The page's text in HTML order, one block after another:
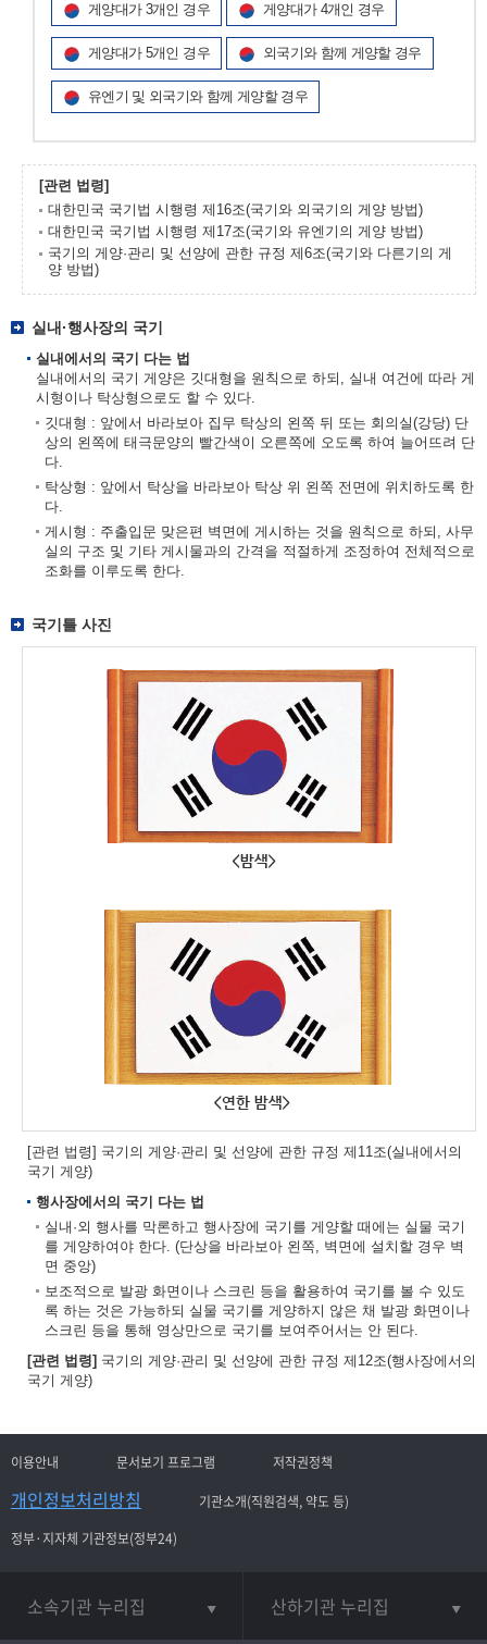
게양대가 3개인 경우 게양대가 4개인 경우
게양대가 5개인 경우 외국기와 함께 게양할 경우
유엔기 및 외국기와 함께 게양할 경우
[관련 법령]
대한민국 국기법 시행령 제16조(국기와 외국기의 게양 방법)
대한민국 국기법 시행령 제17조(국기와 유엔기의 게양 방법)
국기의 게양·관리 및 선양에 관한 규정 제6조(국기와 다른기의 게
양 방법)
실내·행사장의 국기
실내에서의 국기 다는 법
실내에서의 국기 게양은 깃대형을 원칙으로 하되, 실내 여건에 따라 게
시형이나 탁상형으로도 할 수 있다.
깃대형 : 앞에서 바라보아 집무 탁상의 왼쪽 뒤 또는 회의실(강당) 단
상의 왼쪽에 태극문양의 빨간색이 오른쪽에 오도록 하여 늘어뜨려 단
다.
탁상형 : 앞에서 탁상을 바라보아 탁상 위 왼쪽 전면에 위치하도록 한
다.
게시형 : 주출입문 맞은편 벽면에 게시하는 것을 원칙으로 하되, 사무
실의 구조 및 기타 게시물과의 간격을 적절하게 조정하여 전체적으로
조화를 이루도록 한다.
국기틀 사진
[관련 법령] 국기의 게양·관리 및 선양에 관한 규정 제11조(실내에서의
국기 게양)
행사장에서의 국기 다는 법
실내·외 행사를 막론하고 행사장에 국기를 게양할 때에는 실물 국기
를 게양하여야 한다. (단상을 바라보아 왼쪽, 벽면에 설치할 경우 벽
면 중앙)
보조적으로 발광 화면이나 스크린 등을 활용하여 국기를 볼 수 있도
록 하는 것은 가능하되 실물 국기를 게양하지 않은 채 발광 화면이나
스크린 등을 통해 영상만으로 국기를 보여주어서는 안 된다.
[관련 법령] 국기의 게양·관리 및 선양에 관한 규정 제12조(행사장에서의
국기 게양)
이용안내 문서보기 프로그램 저작권정책
개인정보처리방침
기관소개(직원검색, 약도 등)
정부·지자체 기관정보(정부24)
소속기관 누리집 산하기관 누리집